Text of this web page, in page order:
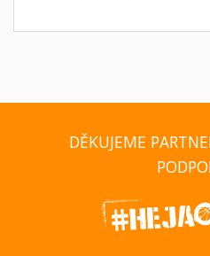
DĚKUJEME